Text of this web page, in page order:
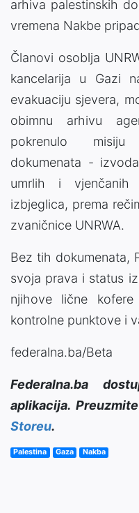
arhiva palestinskih
vremena Nakbe
Članovi osoblja
kancelarija u Gazi
evakuaciju sjevera,
obimnu arhivu
pokrenulo misiju
dokumenata -
umrlih i
izbjeglica, prema
zvaničnice UNRWA.
Bez tih dokumenata,
svoja prava i status
njihove lične
kontrolne punktove i
federalna.ba/Beta
Federalna.ba
aplikacija.
Storeu.
Palestina Gaza Nakba